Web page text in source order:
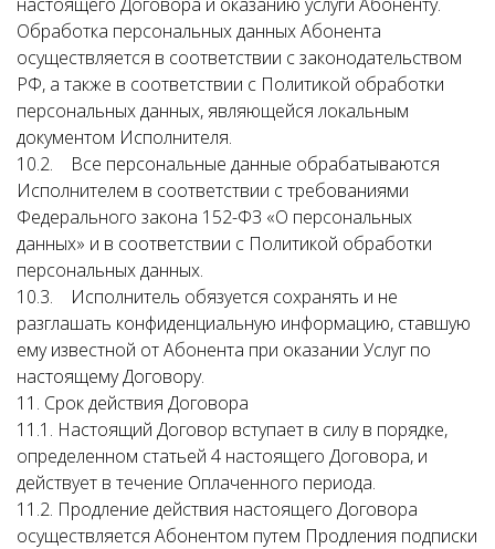
Обработка персональных данных Абонента
осуществляется в соответствии с законодательством
РФ, а также в соответствии с Политикой обработки
персональных данных, являющейся локальным
документом Исполнителя.
10.2. Все персональные данные обрабатываются
Исполнителем в соответствии с требованиями
Федерального закона 152-ФЗ «О персональных
данных» и в соответствии с Политикой обработки
персональных данных.
10.3. Исполнитель обязуется сохранять и не
разглашать конфиденциальную информацию, ставшую
ему известной от Абонента при оказании Услуг по
настоящему Договору.
11. Срок действия Договора
11.1. Настоящий Договор вступает в силу в порядке,
определенном статьей 4 настоящего Договора, и
действует в течение Оплаченного периода.
11.2. Продление действия настоящего Договора
осуществляется Абонентом путем Продления подписки